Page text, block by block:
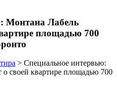
Монтана Лабель
площадью 700
> Специальное интервью:
о своей квартире площадью 700